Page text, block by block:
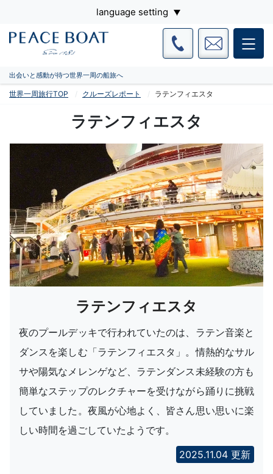
language setting
出会いと感動が待つ世界一周の船旅へ
世界一周旅行TOP クルーズレポート ラテンフィエスタ
ラテンフィエスタ
ラテンフィエスタ
夜のプールデッキで行われていたのは、ラテン音楽と
ダンスを楽しむ「ラテンフィエスタ」。情熱的なサル
サや陽気なメレンゲなど、ラテンダンス未経験の方も
簡単なステップのレクチャーを受けながら踊りに挑戦
していました。夜風が心地よく、皆さん思い思いに楽
しい時間を過ごしていたようです。
2025.11.04 更新